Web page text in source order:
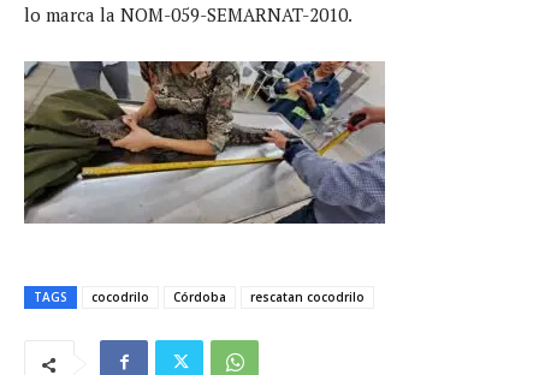
lo marca la NOM-059-SEMARNAT-2010.
TAGS cocodrilo Córdoba rescatan cocodrilo